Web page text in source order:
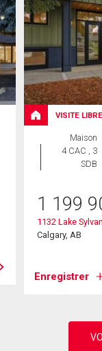
VISITE LIBRE
Maison
4 CAC , 3
SDB
1 199
1132 Lake
Calgary, AB
Enregistrer